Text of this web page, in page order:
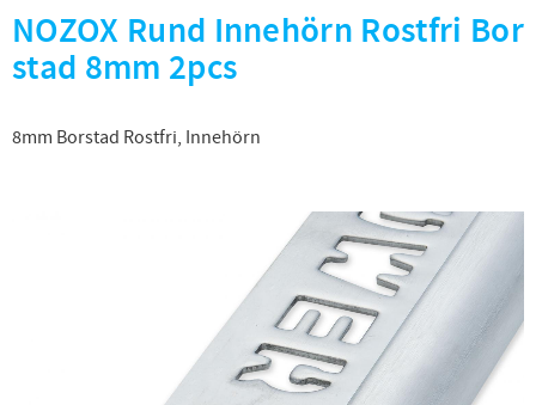
NOZOX Rund Innehörn Rostfri Bor
stad 8mm 2pcs
8mm Borstad Rostfri, Innehörn